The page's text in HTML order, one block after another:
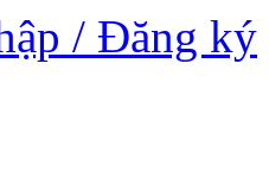
/ Đăng ký